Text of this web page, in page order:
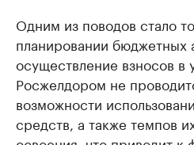
Одним из поводов стало
планировании бюджетных
осуществление взносов в
Росжелдором не
возможности
средств, а также темпов